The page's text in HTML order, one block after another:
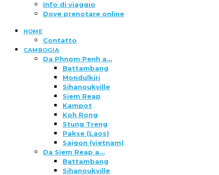
Info di viaggio
Dove prenotare online
HOME
Contatto
CAMBOGIA
Da Phnom Penh a…
Battambang
Mondulkiri
Sihanoukville
Siem Reap
Kampot
Koh Rong
Stung Treng
Pakse (Laos)
Saigon (vietnam)
Da Siem Reap a…
Battambang
Sihanoukville